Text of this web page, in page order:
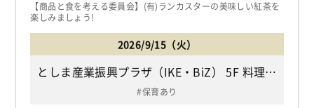
【商品と食を考える委員会】(有)ランカスターの美味しい紅茶を
楽しみましょう!
2026/9/15（火）
としま産業振興プラザ（IKE・BiZ） 5F 料理実習室（JR他各線「池袋駅」下車西口より徒歩10分、南口より徒歩7分/豊島区西池袋2-37-4）
保育あり